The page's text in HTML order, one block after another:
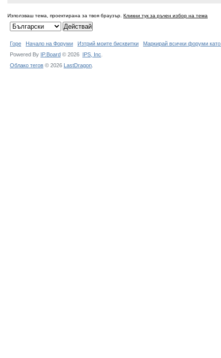
Използваш тема, проектирана за твоя браузър. Кликни тук за ръчен избор на тема
Горе Начало на Форуми Изтрий моите бисквитки
Маркирай всички форуми
Powered By IP.Board © 2026 IPS, Inc
Облако тегов © 2026 LastDragon